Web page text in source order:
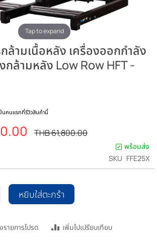
Tap to expand
ล้ามเนื้อหลัง เครื่องออกกำลัง
กล้ามหลัง Low Row HFT -
นคนแรกที่รีวิวสินค้านี้
ราคา
THB 61,800.00
พร้อมส่ง
SKU FFE25X
หยิบใส่ตะกร้า
รายการโปรด เพิ่มไปเปรียบเทียบ